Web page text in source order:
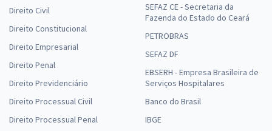
Direito Civil
Direito Constitucional
Direito Empresarial
Direito Penal
Direito Previdenciário
Direito Processual Civil
Direito Processual Penal
SEFAZ CE - Secretaria da
Fazenda do Estado do Ceará
PETROBRAS
SEFAZ DF
EBSERH - Empresa Brasileira de
Serviços Hospitalares
Banco do Brasil
IBGE